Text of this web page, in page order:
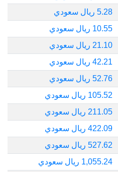
5.28 ريال سعودي
10.55 ريال سعودي
21.10 ريال سعودي
42.21 ريال سعودي
52.76 ريال سعودي
105.52 ريال سعودي
211.05 ريال سعودي
422.09 ريال سعودي
527.62 ريال سعودي
1,055.24 ريال سعودي